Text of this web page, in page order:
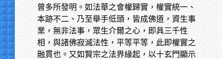
曾多所發明。如法華之會權歸實，權實統一、
本跡不二、乃至舉手低頭，皆成佛道，資生事
業，無非法事，眾生介爾之心，即具三千性
相，與諸佛寂滅法性，平等平等，此即權實之
融貫也。又如賢宗之法界緣起，以十玄門顯示